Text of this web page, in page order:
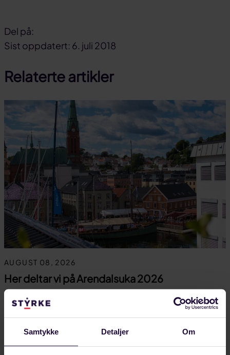
Samtykke Detaljer Om
Del på:
Del
facebook
Del
linkedin
Del
Sist oppdatert: 6. juli 2018
Relaterte artikler
AUGUST 08, 2026
Her deltar vi på Arendalsuka 2026
Forbundet Styrke deltar på Arendalsuka 10-14.
august. Se oversikt over hvilke arrangement vi er